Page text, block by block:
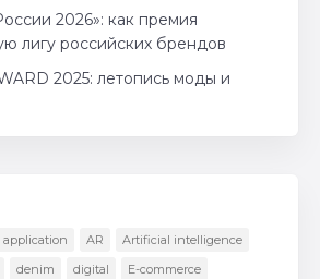
2026»: как премия
лигу российских брендов
2025: летопись моды и
application AR
Artificial intelligence
denim digital
E-commerce